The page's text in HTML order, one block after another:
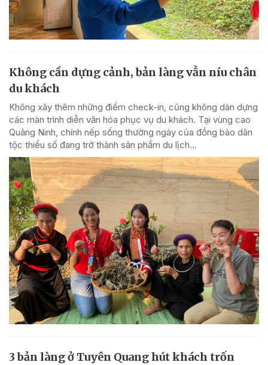
Không cần dựng cảnh, bản làng vẫn níu chân
du khách
Không xây thêm những điểm check-in, cũng không dàn dựng
các màn trình diễn văn hóa phục vụ du khách. Tại vùng cao
Quảng Ninh, chính nếp sống thường ngày của đồng bào dân
tộc thiểu số đang trở thành sản phẩm du lịch...
3 bản làng ở Tuyên Quang hút khách trốn